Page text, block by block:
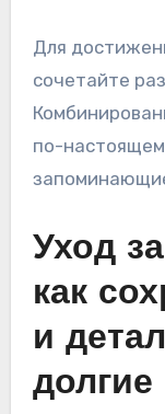
Для
сочетайте
по-
Уход
как
и
долгие